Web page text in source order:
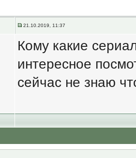
21.10.2019, 11:37
Кому какие
интересное
сейчас не знаю